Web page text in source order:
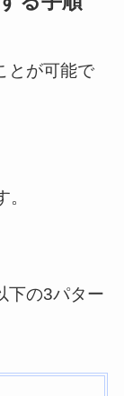
とが可能で
下の3パター